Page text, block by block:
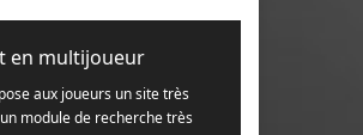
en multijoueur
aux joueurs un site très
module de recherche très